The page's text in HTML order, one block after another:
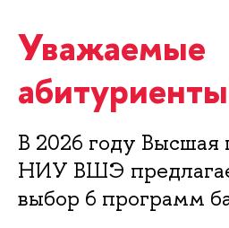
Уважаемые
В 2026 году Высшая
НИУ ВШЭ
выбор 6 программ